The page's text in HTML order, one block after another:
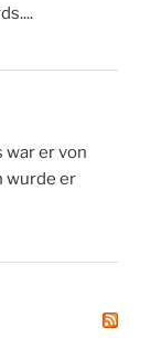
war er von
wurde er